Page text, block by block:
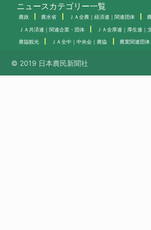
ニュースカテゴリー一覧
農政 農水省 ＪＡ全農｜経済連｜関連団体
ＪＡ共済連｜関連企業・団体 ＪＡ全厚連｜厚生連｜
農協観光 ＪＡ全中｜中央会｜農協 農業関連団体
© 2019 日本農民新聞社